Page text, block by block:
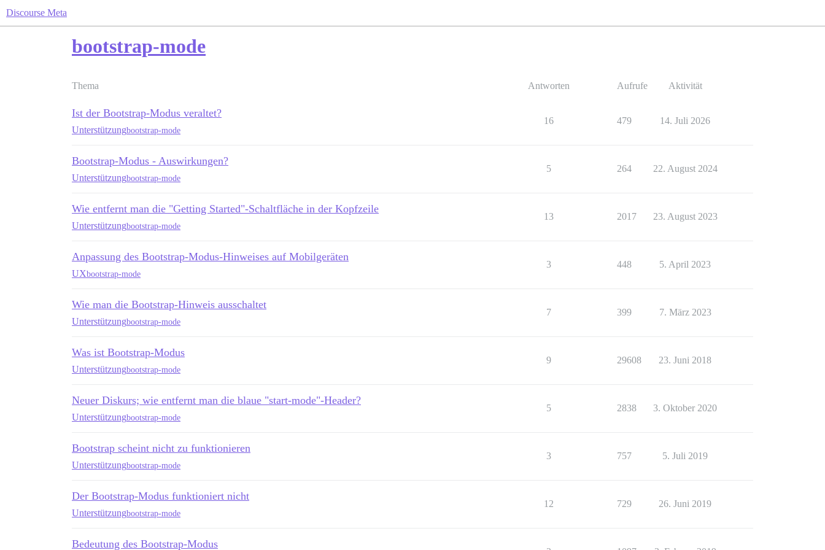
Discourse Meta
bootstrap-mode
Thema Antworten Aufrufe Aktivität
Ist der Bootstrap-Modus veraltet?
Unterstützungbootstrap-mode
16 479 14. Juli 2026
Bootstrap-Modus - Auswirkungen?
Unterstützungbootstrap-mode
5 264 22. August 2024
Wie entfernt man die "Getting Started"-Schaltfläche in der Kopfzeile
Unterstützungbootstrap-mode
13 2017 23. August 2023
Anpassung des Bootstrap-Modus-Hinweises auf Mobilgeräten
UXbootstrap-mode
3 448 5. April 2023
Wie man die Bootstrap-Hinweis ausschaltet
Unterstützungbootstrap-mode
7 399 7. März 2023
Was ist Bootstrap-Modus
Unterstützungbootstrap-mode
9 29608 23. Juni 2018
Neuer Diskurs; wie entfernt man die blaue "start-mode"-Header?
Unterstützungbootstrap-mode
5 2838 3. Oktober 2020
Bootstrap scheint nicht zu funktionieren
Unterstützungbootstrap-mode
3 757 5. Juli 2019
Der Bootstrap-Modus funktioniert nicht
Unterstützungbootstrap-mode
12 729 26. Juni 2019
Bedeutung des Bootstrap-Modus